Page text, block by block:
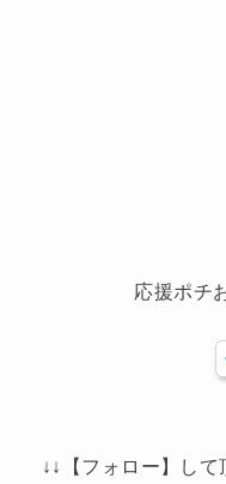
応援ポチ
↓↓【フォロー】し